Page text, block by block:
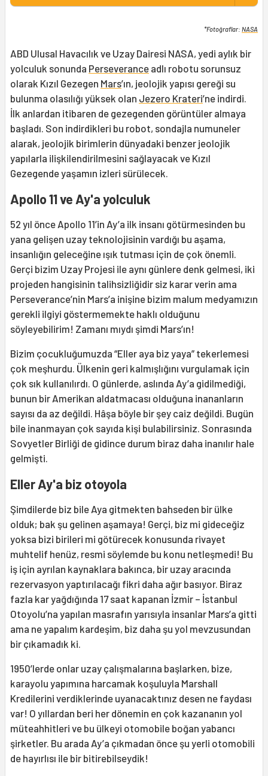
*Fotoğraflar: NASA
ABD Ulusal Havacılık ve Uzay Dairesi NASA, yedi aylık bir
yolculuk sonunda Perseverance adlı robotu sorunsuz
olarak Kızıl Gezegen Mars’ın, jeolojik yapısı gereği su
bulunma olasılığı yüksek olan Jezero Krateri’ne indirdi.
İlk anlardan itibaren de gezegenden görüntüler almaya
başladı. Son indirdikleri bu robot, sondajla numuneler
alarak, jeolojik birimlerin dünyadaki benzer jeolojik
yapılarla ilişkilendirilmesini sağlayacak ve Kızıl
Gezegende yaşamın izleri sürülecek.
Apollo 11 ve Ay'a yolculuk
52 yıl önce Apollo 11’in Ay’a ilk insanı götürmesinden bu
yana gelişen uzay teknolojisinin vardığı bu aşama,
insanlığın geleceğine ışık tutması için de çok önemli.
Gerçi bizim Uzay Projesi ile aynı günlere denk gelmesi, iki
projeden hangisinin talihsizliğidir siz karar verin ama
Perseverance’nin Mars’a inişine bizim malum medyamızın
gerekli ilgiyi göstermemekte haklı olduğunu
söyleyebilirim! Zamanı mıydı şimdi Mars’ın!
Bizim çocukluğumuzda “Eller aya biz yaya” tekerlemesi
çok meşhurdu. Ülkenin geri kalmışlığını vurgulamak için
çok sık kullanılırdı. O günlerde, aslında Ay’a gidilmediği,
bunun bir Amerikan aldatmacası olduğuna inananların
sayısı da az değildi. Hâşa böyle bir şey caiz değildi. Bugün
bile inanmayan çok sayıda kişi bulabilirsiniz. Sonrasında
Sovyetler Birliği de gidince durum biraz daha inanılır hale
gelmişti.
Eller Ay'a biz otoyola
Şimdilerde biz bile Aya gitmekten bahseden bir ülke
olduk; bak şu gelinen aşamaya! Gerçi, biz mi gideceğiz
yoksa bizi birileri mi götürecek konusunda rivayet
muhtelif henüz, resmi söylemde bu konu netleşmedi! Bu
iş için ayrılan kaynaklara bakınca, bir uzay aracında
rezervasyon yaptırılacağı fikri daha ağır basıyor. Biraz
fazla kar yağdığında 17 saat kapanan İzmir – İstanbul
Otoyolu’na yapılan masrafın yarısıyla insanlar Mars’a gitti
ama ne yapalım kardeşim, biz daha şu yol mevzusundan
bir çıkamadık ki.
1950’lerde onlar uzay çalışmalarına başlarken, bize,
karayolu yapımına harcamak koşuluyla Marshall
Kredilerini verdiklerinde uyanacaktınız desen ne faydası
var! O yıllardan beri her dönemin en çok kazananın yol
müteahhitleri ve bu ülkeyi otomobile boğan yabancı
şirketler. Bu arada Ay’a çıkmadan önce şu yerli otomobili
de hayırlısı ile bir bitirebilseydik!